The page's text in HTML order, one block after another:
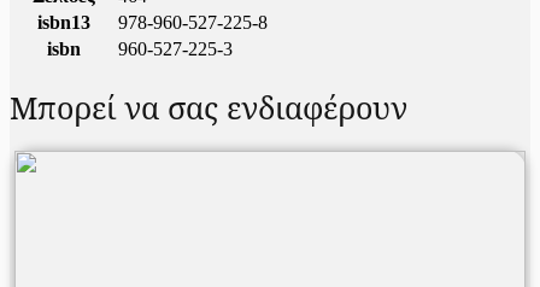
isbn13
978-960-527-225-8
isbn
960-527-225-3
Μπορεί να σας ενδιαφέρουν